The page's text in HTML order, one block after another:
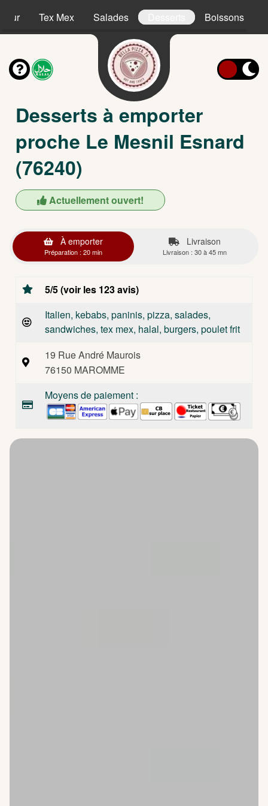
Tex Mex Salades Boissons
Desserts à emporter
proche Le Mesnil Esnard
(76240)
Actuellement ouvert!
À emporter
Préparation : 20 min
Livraison
Livraison : 30 à 45 mn
5/5 (voir les 123 avis)
Italien, kebabs, paninis, pizza, salades,
sandwiches, tex mex, halal, burgers, poulet frit
19 Rue André Maurois
76150 MAROMME
Moyens de paiement :